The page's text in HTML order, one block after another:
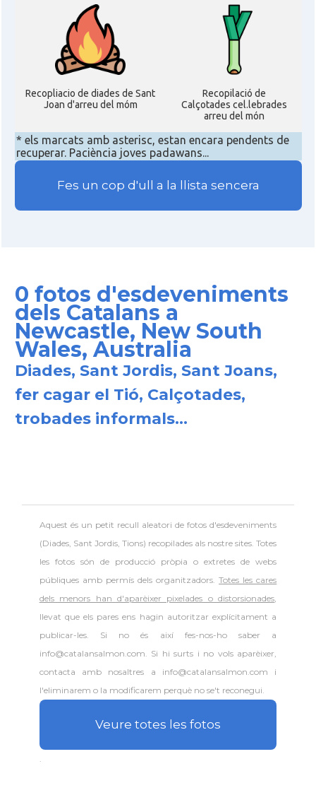
Recopliacio de diades de Sant
Joan d'arreu del móm
Recopilació de
Calçotades cel.lebrades
arreu del món
* els marcats amb asterisc, estan encara pendents de
recuperar. Paciència joves padawans...
Fes un cop d'ull a la llista sencera
0 fotos d'esdeveniments
dels Catalans a
Newcastle, New South
Wales, Australia
Diades, Sant Jordis, Sant Joans,
fer cagar el Tió, Calçotades,
trobades informals...
Aquest és un petit recull aleatori defotos d'esdeveniments
(Diades, Sant Jordis, Tions) recopilades als nostre sites. Totes
les fotos són de producció pròpia o extretes de webs
públiques amb permís dels organitzadors.Totes les cares
dels menors han d'aparèixer pixelades o distorsionades,
llevat que els pares ens hagin autoritzar explícitament a
publicar-les. Si no és així fes-nos-ho saber a
info@catalansalmon.com. Si hi surts i no vols aparèixer,
contacta amb nosaltres a info@catalansalmon.com i
l'eliminarem o la modificarem perquè no se't reconegui.
Veure totes les fotos